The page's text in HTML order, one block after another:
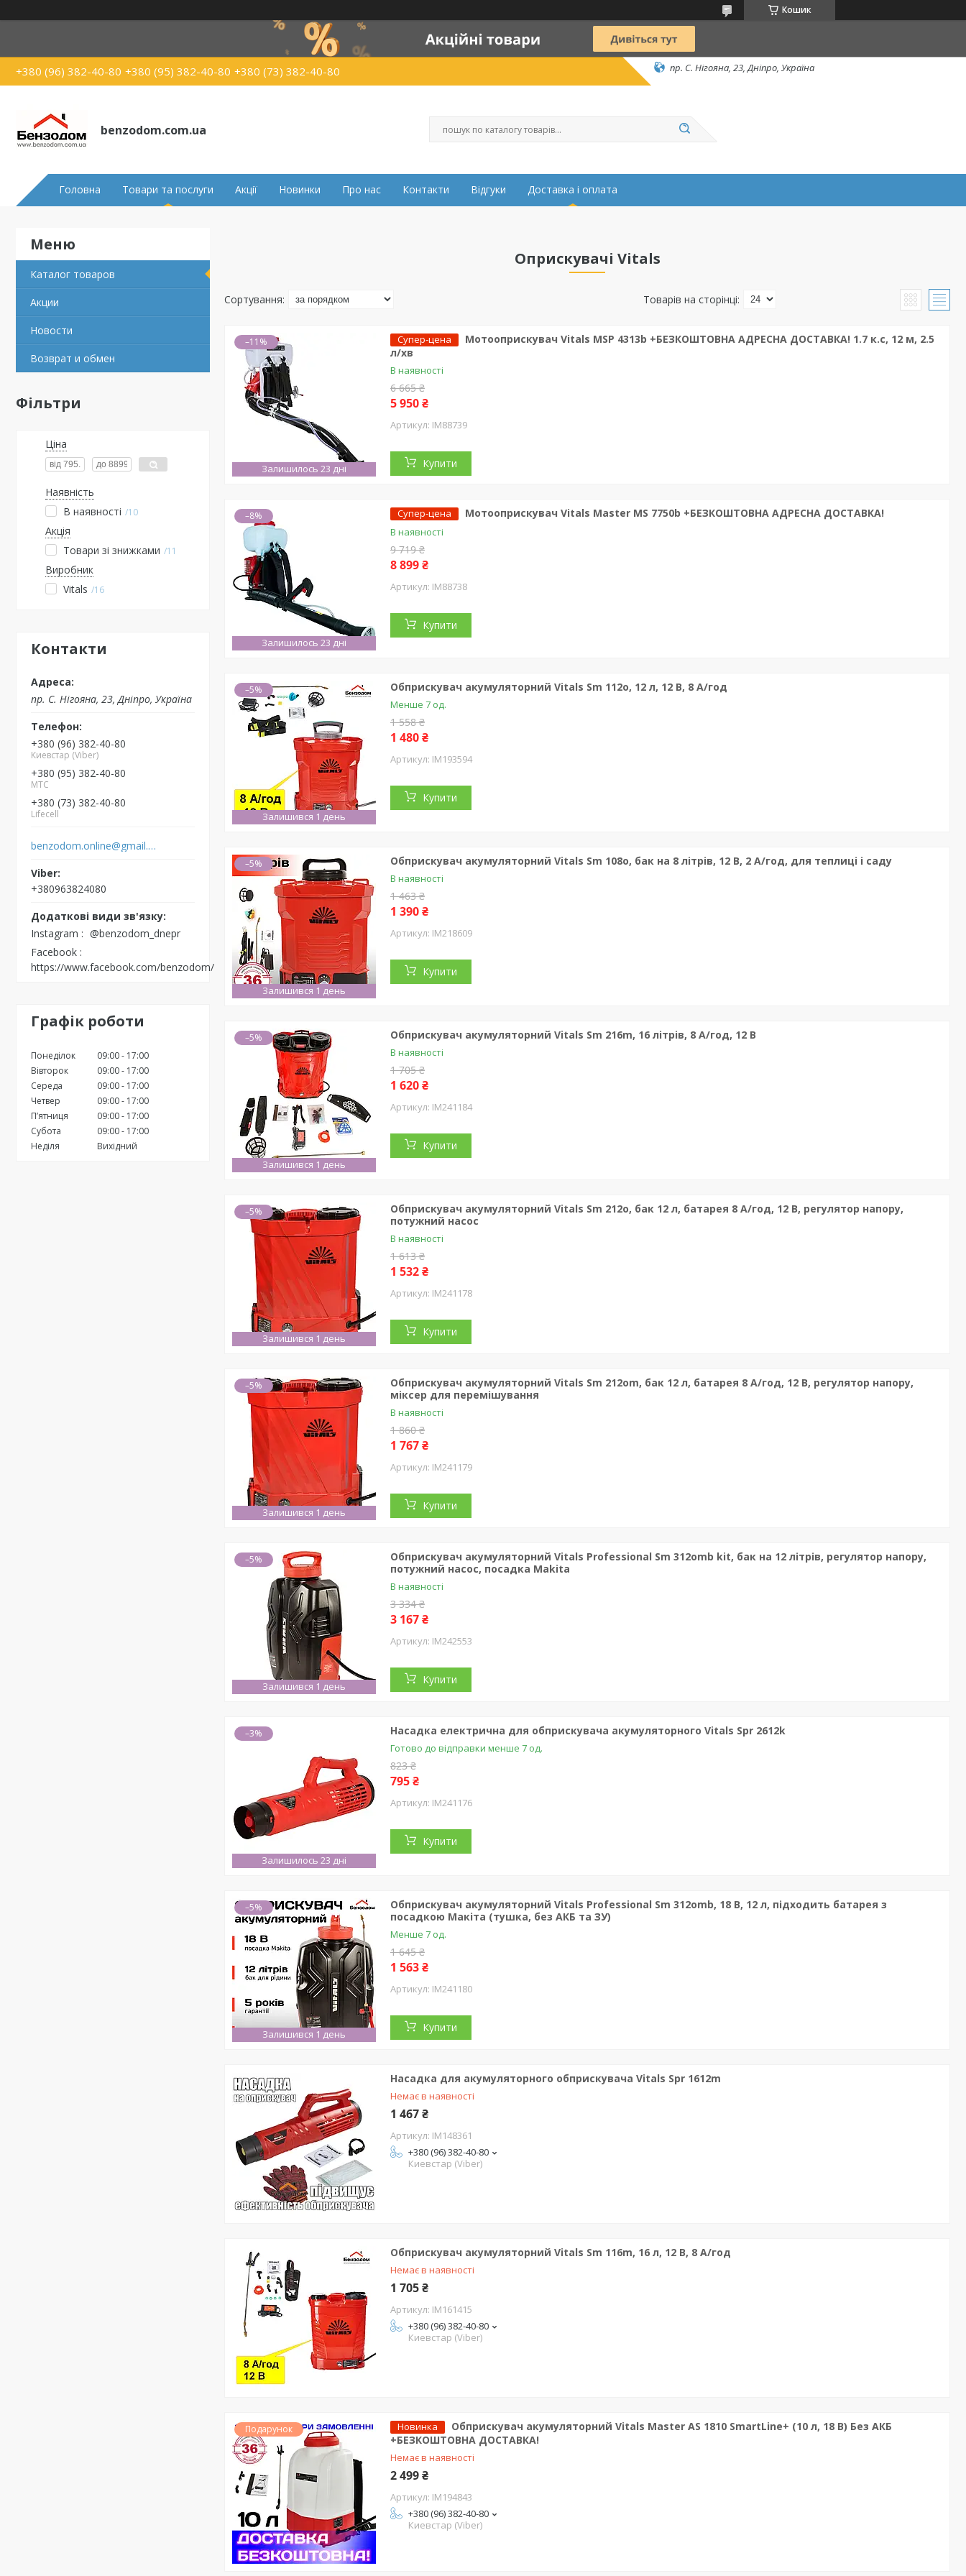
Кошик
+380 (96) 382-40-80 +380 (95) 382-40-80 +380 (73) 382-40-80 пр. С. Нігояна, 23, Дніпро, Україна
benzodom.com.ua
Головна Товари та послуги Акції Новинки Про нас Контакти Відгуки Доставка і оплата
Каталог товаров
Акции
Новости
Возврат и обмен
Фільтри
Ціна
Наявність
В наявності
10
Акція
Товари зі знижками
11
Виробник
Vitals
16
Контакти
пр. С. Нігояна, 23, Дніпро, Україна
+380 (96) 382-40-80
Киевстар (Viber)
+380 (95) 382-40-80
MTC
+380 (73) 382-40-80
Lifecell
benzodom.online@gmail.com
+380963824080
Instagram
@benzodom_dnepr
Facebook
https://www.facebook.com/benzodom/
Графік роботи
Понеділок 09:00
17:00
Вівторок
09:00
17:00
Середа
09:00
17:00
Четвер
09:00
17:00
Пʼятниця
09:00
17:00
Субота
09:00
17:00
Неділя
Вихідний
Оприскувачі Vitals
–11%
Залишилось 23 дні
Супер-цена
Мотооприскувач Vitals MSP 4313b +БЕЗКОШТОВНА АДРЕСНА ДОСТАВКА! 1.7 к.с, 12 м, 2.5
л/хв
В наявності
6 665 ₴
5 950 ₴
IM88739
Купити
–8%
Залишилось 23 дні
Супер-цена Мотооприскувач Vitals Master MS 7750b +БЕЗКОШТОВНА АДРЕСНА ДОСТАВКА!
В наявності
9 719 ₴
8 899 ₴
IM88738
Купити
–5%
Залишився 1 день
Обприскувач акумуляторний Vitals Sm 112о, 12 л, 12 В, 8 А/год
Менше 7 од.
1 558 ₴
1 480 ₴
IM193594
Купити
–5%
Залишився 1 день
Обприскувач акумуляторний Vitals Sm 108о, бак на 8 літрів, 12 В, 2 А/год, для теплиці і саду
В наявності
1 463 ₴
1 390 ₴
IM218609
Купити
–5%
Залишився 1 день
Обприскувач акумуляторний Vitals Sm 216m, 16 літрів, 8 А/год, 12 В
В наявності
1 705 ₴
1 620 ₴
IM241184
Купити
–5%
Залишився 1 день
Обприскувач акумуляторний Vitals Sm 212o, бак 12 л, батарея 8 А/год, 12 В, регулятор напору,
потужний насос
В наявності
1 613 ₴
1 532 ₴
IM241178
Купити
–5%
Залишився 1 день
Обприскувач акумуляторний Vitals Sm 212om, бак 12 л, батарея 8 А/год, 12 В, регулятор напору,
міксер для перемішування
В наявності
1 860 ₴
1 767 ₴
IM241179
Купити
–5%
Залишився 1 день
Обприскувач акумуляторний Vitals Professional Sm 312omb kit, бак на 12 літрів, регулятор напору,
потужний насос, посадка Makita
В наявності
3 334 ₴
3 167 ₴
IM242553
Купити
–3%
Залишилось 23 дні
Насадка електрична для обприскувача акумуляторного Vitals Spr 2612k
Готово до відправки менше 7 од.
823 ₴
795 ₴
IM241176
Купити
–5%
Залишився 1 день
Обприскувач акумуляторний Vitals Professional Sm 312omb, 18 В, 12 л, підходить батарея з
посадкою Макіта (тушка, без АКБ та ЗУ)
Менше 7 од.
1 645 ₴
1 563 ₴
IM241180
Купити
Насадка для акумуляторного обприскувача Vitals Spr 1612m
Немає в наявності
1 467 ₴
IM148361
+380 (96) 382-40-80
Киевстар (Viber)
Обприскувач акумуляторний Vitals Sm 116m, 16 л, 12 В, 8 А/год
Немає в наявності
1 705 ₴
IM161415
+380 (96) 382-40-80
Киевстар (Viber)
Подарунок Новинка
Обприскувач акумуляторний Vitals Master AS 1810 SmartLine+ (10 л, 18 В) Без АКБ
+БЕЗКОШТОВНА ДОСТАВКА!
Немає в наявності
2 499 ₴
IM194843
+380 (96) 382-40-80
Киевстар (Viber)